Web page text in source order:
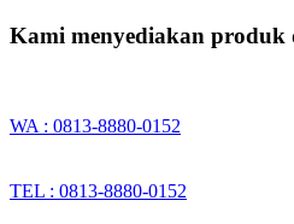
Kami menyediakan produk
WA : 0813-8880-0152
TEL : 0813-8880-0152